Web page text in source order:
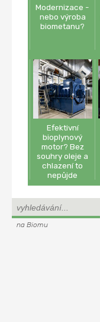
Modernizace -
nebo výroba
biometanu?
Efektivní
bioplynový
motor? Bez
souhry oleje a
chlazení to
nepůjde
na Biomu